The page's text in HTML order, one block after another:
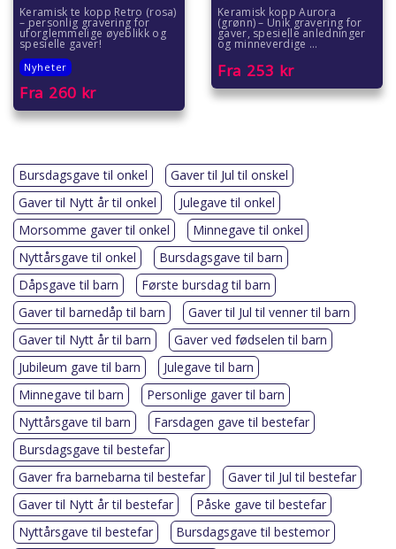
Keramisk te kopp Retro (rosa)
– personlig gravering for
uforglemmelige øyeblikk og
spesielle gaver!
Nyheter
Fra 260 kr
Keramisk kopp Aurora
(grønn) – Unik gravering for
gaver, spesielle anledninger
og minneverdige ...
Fra 253 kr
Bursdagsgave til onkel
Gaver til Jul til onskel
Gaver til Nytt år til onkel
Julegave til onkel
Morsomme gaver til onkel
Minnegave til onkel
Nyttårsgave til onkel
Bursdagsgave til barn
Dåpsgave til barn
Første bursdag til barn
Gaver til barnedåp til barn
Gaver til Jul til venner til barn
Gaver til Nytt år til barn
Gaver ved fødselen til barn
Jubileum gave til barn
Julegave til barn
Minnegave til barn
Personlige gaver til barn
Nyttårsgave til barn
Farsdagen gave til bestefar
Bursdagsgave til bestefar
Gaver fra barnebarna til bestefar
Gaver til Jul til bestefar
Gaver til Nytt år til bestefar
Påske gave til bestefar
Nyttårsgave til bestefar
Bursdagsgave til bestemor